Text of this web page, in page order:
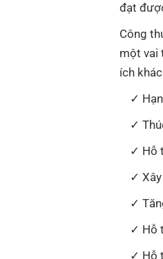
đạt
Công
một vai
ích
Hỗ
Hỗ
Hỗ